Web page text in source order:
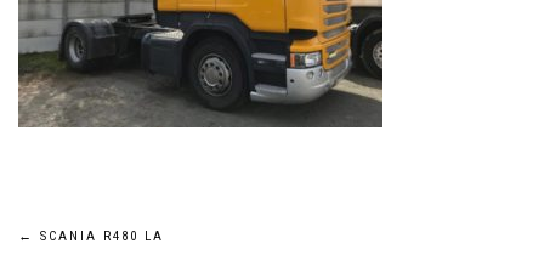
Navigation
← SCANIA R480 LA